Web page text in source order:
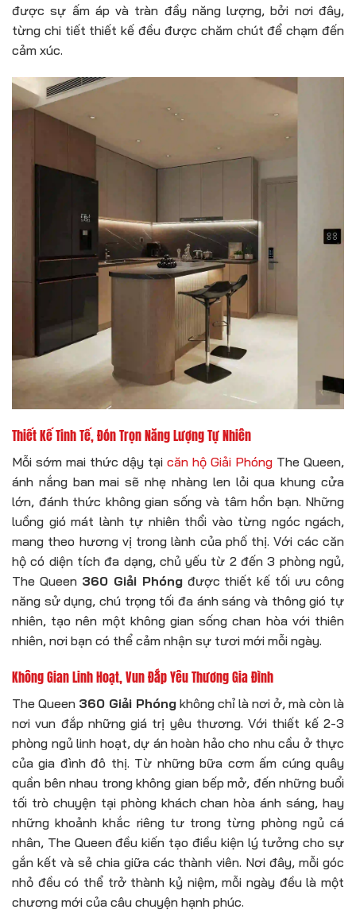
được sự ấm áp và tràn đầy năng lượng, bởi nơi đây,
từng chi tiết thiết kế đều được chăm chút để chạm đến
cảm xúc.
Thiết Kế Tinh Tế, Đón Trọn Năng Lượng Tự Nhiên
Mỗi sớm mai thức dậy tại căn hộ Giải Phóng The Queen,
ánh nắng ban mai sẽ nhẹ nhàng len lỏi qua khung cửa
lớn, đánh thức không gian sống và tâm hồn bạn. Những
luồng gió mát lành tự nhiên thổi vào từng ngóc ngách,
mang theo hương vị trong lành của phố thị. Với các căn
hộ có diện tích đa dạng, chủ yếu từ 2 đến 3 phòng ngủ,
The Queen 360 Giải Phóngđược thiết kế tối ưu công
năng sử dụng, chú trọng tối đa ánh sáng và thông gió tự
nhiên, tạo nên một không gian sống chan hòa với thiên
nhiên, nơi bạn có thể cảm nhận sự tươi mới mỗi ngày.
Không Gian Linh Hoạt, Vun Đắp Yêu Thương Gia Đình
The Queen 360 Giải Phóng không chỉ là nơi ở, mà còn là
nơi vun đắp những giá trị yêu thương. Với thiết kế 2-3
phòng ngủ linh hoạt, dự án hoàn hảo cho nhu cầu ở thực
của gia đình đô thị. Từ những bữa cơm ấm cúng quây
quần bên nhau trong không gian bếp mở, đến những buổi
tối trò chuyện tại phòng khách chan hòa ánh sáng, hay
những khoảnh khắc riêng tư trong từng phòng ngủ cá
nhân, The Queen đều kiến tạo điều kiện lý tưởng cho sự
gắn kết và sẻ chia giữa các thành viên. Nơi đây, mỗi góc
nhỏ đều có thể trở thành kỷ niệm, mỗi ngày đều là một
chương mới của câu chuyện hạnh phúc.